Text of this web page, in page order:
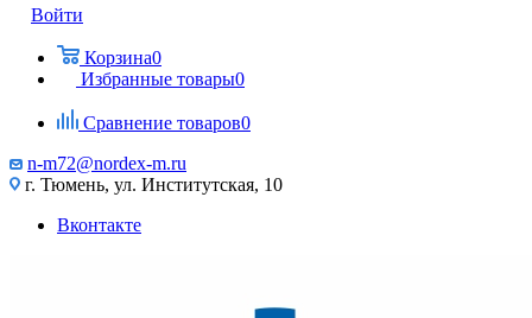
Войти
Корзина0
Избранные товары0
Сравнение товаров0
n-m72@nordex-m.ru
г. Тюмень, ул. Институтская, 10
Вконтакте